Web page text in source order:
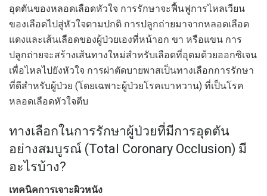
อุดตันของหลอดเลือดหัวใจ การรักษาจะฟื้นฟูการไหลเวียน
ของเลือดไปสู่หัวใจตามปกติ การปลูกถ่ายมาจากหลอดเลือด
แดงและเส้นเลือดของผู้ป่วยเองที่หน้าอก ขา หรือแขน การ
ปลูกถ่ายจะสร้างเส้นทางใหม่สำหรับเลือดที่อุดมด้วยออกซิเจน
เพื่อไหลไปยังหัวใจ การผ่าตัดบายพาสเป็นทางเลือกการรักษา
ที่ดีสำหรับผู้ป่วย (โดยเฉพาะผู้ป่วยโรคเบาหวาน) ที่เป็นโรค
หลอดเลือดหัวใจตีบ
ทางเลือกในการรักษาผู้ป่วยที่มีการอุดตัน
อย่างสมบูรณ์ (Total Coronary Occlusion) มี
อะไรบ้าง?
เทคนิคการเจาะผิวหนัง